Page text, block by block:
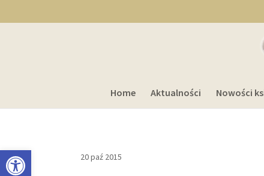
Otwórz pasek narzędzi
Home Aktualności Nowości
20 paź 2015